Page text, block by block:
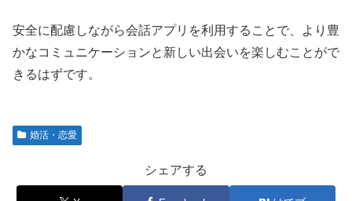
安全に配慮しながら会話アプリを利用することで、より豊
かなコミュニケーションと新しい出会いを楽しむことがで
きるはずです。
婚活・恋愛
シェアする